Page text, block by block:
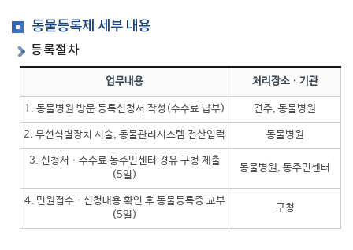
동물등록제 세부 내용
등록절차
업무내용 처리장소ㆍ기관
1. 동물병원 방문 등록신청서 작성(수수료 납부) 견주, 동물병원
2. 무선식별장치 시술, 동물관리시스템 전산입력 동물병원
3. 신청서ㆍ수수료 동주민센터 경유 구청 제출
(5일)
동물병원, 동주민센터
4. 민원접수ㆍ신청내용 확인 후 동물등록증 교부
(5일)
구청